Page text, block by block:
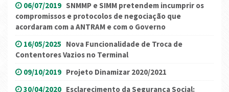
06/07/2019 SNMMP e SIMM pretendem incumprir os
compromissos e protocolos de negociação que
acordaram com a ANTRAM e com o Governo
16/05/2025 Nova Funcionalidade de Troca de
Contentores Vazios no Terminal
09/10/2019 Projeto Dinamizar 2020/2021
30/04/2020 Esclarecimento da Segurança Social: